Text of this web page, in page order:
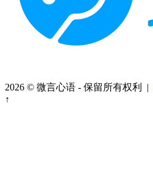
2026 © 微言心语 - 保留所有权利 |
↑